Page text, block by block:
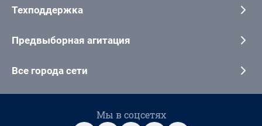
Техподдержка
Предвыборная агитация
Все города сети
Мы в соцсетях